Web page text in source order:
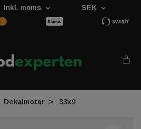
Inkl. moms SEK
Dekalmotor 33x9